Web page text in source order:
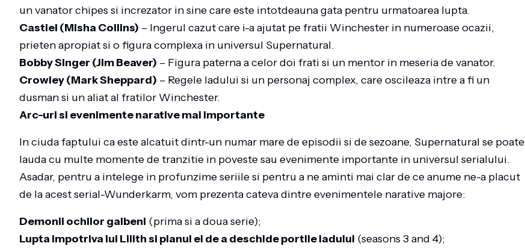
un vanator chipes si increzator in sine care este intotdeauna gata pentru urmatoarea lupta.
Castiel (Misha Collins) – Ingerul cazut care i-a ajutat pe fratii Winchester in numeroase ocazii,
prieten apropiat si o figura complexa in universul Supernatural.
Bobby Singer (Jim Beaver) – Figura paterna a celor doi frati si un mentor in meseria de vanator.
Crowley (Mark Sheppard) – Regele Iadului si un personaj complex, care oscileaza intre a fi un
dusman si un aliat al fratilor Winchester.
Arc-uri si evenimente narative mai importante
In ciuda faptului ca este alcatuit dintr-un numar mare de episodii si de sezoane, Supernatural se poate
lauda cu multe momente de tranzitie in poveste sau evenimente importante in universul serialului.
Asadar, pentru a intelege in profunzime seriile si pentru a ne aminti mai clar de ce anume ne-a placut
de la acest serial-Wunderkarm, vom prezenta cateva dintre evenimentele narative majore:
Demonii ochilor galbeni (prima si a doua serie);
Lupta impotriva lui Lilith si planul ei de a deschide portile iadului (seasons 3 and 4);